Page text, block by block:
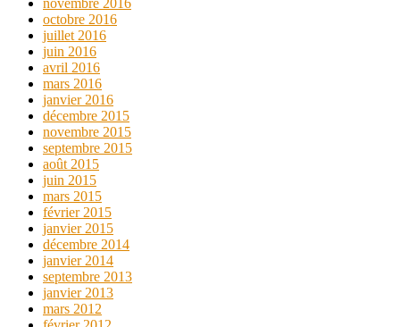
novembre 2016
octobre 2016
juillet 2016
juin 2016
avril 2016
mars 2016
janvier 2016
décembre 2015
novembre 2015
septembre 2015
août 2015
juin 2015
mars 2015
février 2015
janvier 2015
décembre 2014
janvier 2014
septembre 2013
janvier 2013
mars 2012